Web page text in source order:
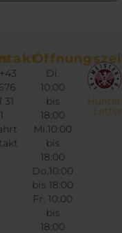
31
Di.
10:00
bis
18:00
Mi.10:00
bis
18:00
Do.10:00
bis 18:00
Fr. 10:00
bis
18:00